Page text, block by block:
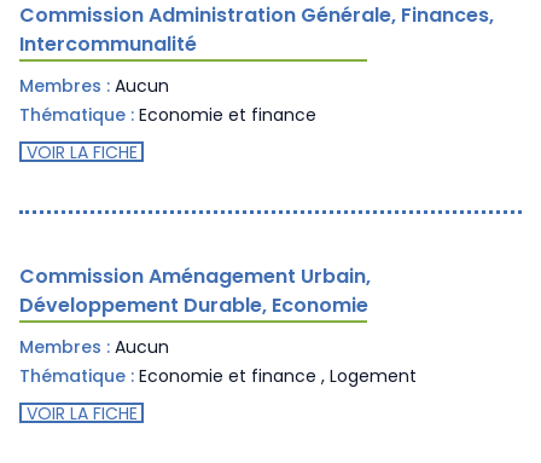
Commission Administration Générale, Finances,
Intercommunalité
Membres : Aucun
Thématique : Economie et finance
VOIR LA FICHE
Commission Aménagement Urbain,
Développement Durable, Economie
Membres : Aucun
Thématique : Economie et finance , Logement
VOIR LA FICHE